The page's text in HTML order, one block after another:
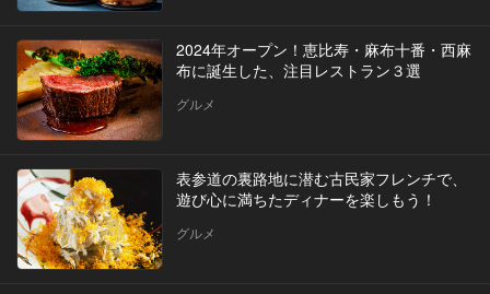
2024年オープン！恵比寿・麻布十番・西麻
布に誕生した、注目レストラン３選
グルメ
表参道の裏路地に潜む古民家フレンチで、
遊び心に満ちたディナーを楽しもう！
グルメ